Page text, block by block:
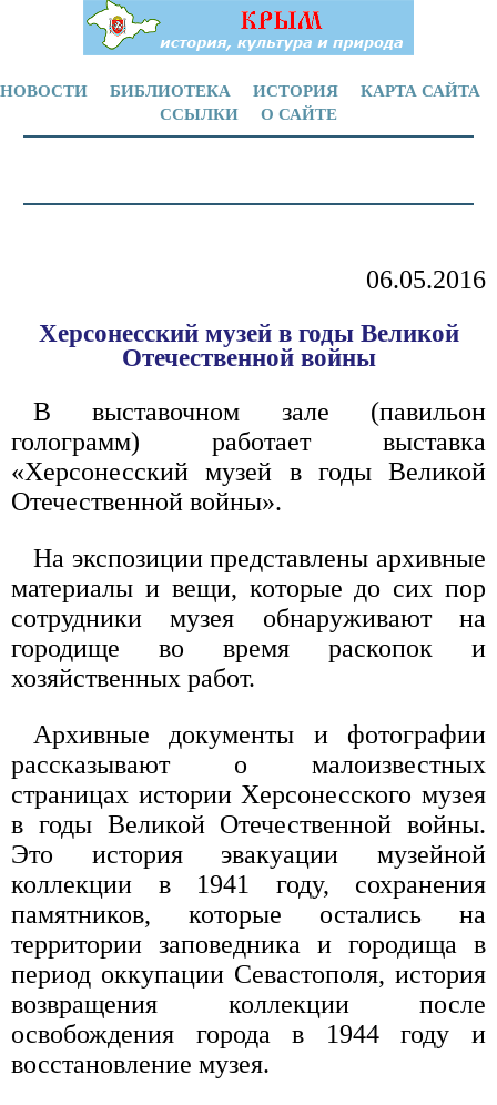
НОВОСТИ БИБЛИОТЕКА ИСТОРИЯ
КАРТА САЙТА
ССЫЛКИ
О САЙТЕ
06.05.2016
Херсонесский музей в годы Великой
Отечественной войны
В выставочном зале (павильон
голограмм) работает выставка
«Херсонесский музей в годы Великой
Отечественной войны».
На экспозиции представлены архивные
материалы и вещи, которые до сих пор
сотрудники музея обнаруживают на
городище во время раскопок и
хозяйственных работ.
Архивные документы и фотографии
рассказывают о малоизвестных
страницах истории Херсонесского музея
в годы Великой Отечественной войны.
Это история эвакуации музейной
коллекции в 1941 году, сохранения
памятников, которые остались на
территории заповедника и городища в
период оккупации Севастополя, история
возвращения коллекции после
освобождения города в 1944 году и
восстановление музея.